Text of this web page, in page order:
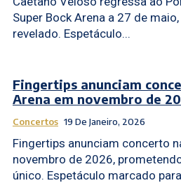
Super Bock Arena a 27 de
revelado. Espetáculo...
Fingertips anunciam
Arena em novembro de
Concertos 19 De Janeiro, 2026
Fingertips anunciam concerto
novembro de 2026,
único. Espetáculo marcado